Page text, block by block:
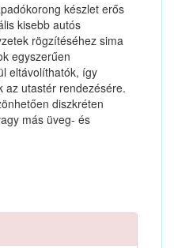
készlet erős
kisebb autós
rögzítéséhez sima
egyszerűen
eltávolíthatók, így
az utastér rendezésére.
diszkréten
más üveg- és